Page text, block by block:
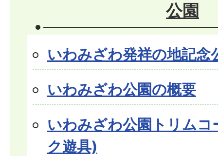
公園
いわみざわ発祥の地記念
いわみざわ公園の概要
いわみざわ公園トリム
ク遊具)